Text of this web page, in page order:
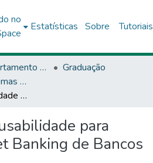
no
Estatísticas Sobre Tutoriais
Campus I - Departamento de Ciências Exata e da Terra (DCET) - Salvador
Graduação
Bacharelado em Sistemas de Informação - DCET1
Um estudo de usabilidade para sites de Internet Banking de Bancos Brasileiros
para
Banking de Bancos